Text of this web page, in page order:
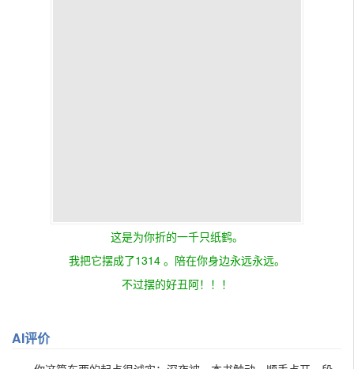
不过摆的好丑阿！！！
旧回忆，又顺藤摸瓜从赵小磊的告别录音摸到了小E的留言。这个查